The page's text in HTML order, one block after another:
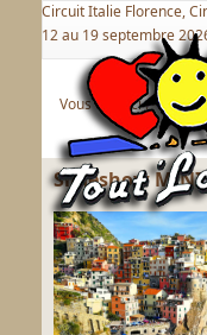
Circuit Italie Florence,
12 au 19 septembre
Vous êtes ici :Accueil
Slideshow MINI
précédente
précédent
suivante
suivant